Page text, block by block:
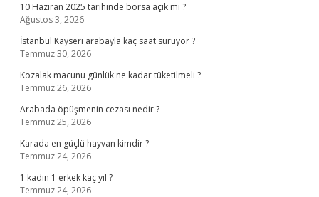
10 Haziran 2025 tarihinde borsa açık mı ?
Ağustos 3, 2026
İstanbul Kayseri arabayla kaç saat sürüyor ?
Temmuz 30, 2026
Kozalak macunu günlük ne kadar tüketilmeli ?
Temmuz 26, 2026
Arabada öpüşmenin cezası nedir ?
Temmuz 25, 2026
Karada en güçlü hayvan kimdir ?
Temmuz 24, 2026
1 kadın 1 erkek kaç yıl ?
Temmuz 24, 2026